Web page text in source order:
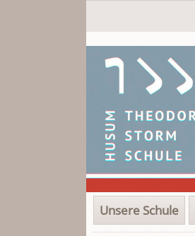
Navigation
überspringen
Unsere Schule